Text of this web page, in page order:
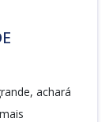
achará